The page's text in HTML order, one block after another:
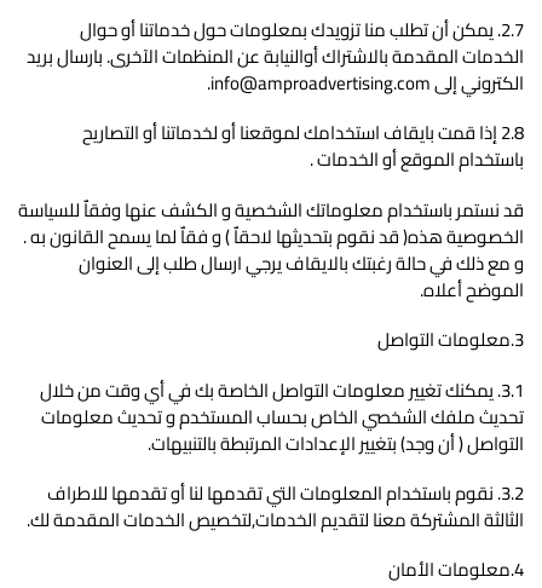
2.7. يمكن أن تطلب منا تزويدك بمعلومات حول خدماتنا أو حوال
الخدمات المقدمة بالاشتراك أوالنيابة عن المنظمات الآخرى. بارسال بريد
الكتروني إلى info@amproadvertising.com.
2.8 إذا قمت بايقاف استخدامك لموقعنا أو لخدماتنا أو التصاريح
باستخدام الموقع أو الخدمات .
قد نستمر باستخدام معلوماتك الشخصية و الكشف عنها وفقاٌ للسياسة
الخصوصية هذه( قد نقوم بتحديثها لاحقاٌ ) و فقاٌ لما يسمح القانون به .
و مع ذلك في حالة رغبتك بالايقاف يرجي ارسال طلب إلى العنوان
الموضح أعلاه.
3.معلومات التواصل
3.1. يمكنك تغيير معلومات التواصل الخاصة بك في أي وقت من خلال
تحديث ملفك الشخصي الخاص بحساب المستخدم و تحديث معلومات
التواصل ( أن وجد) بتغيير الإعدادات المرتبطة بالتنبيهات.
3.2. نقوم باستخدام المعلومات التي تقدمها لنا أو تقدمها للاطراف
الثالثة المشتركة معنا لتقديم الخدمات,لتخصيص الخدمات المقدمة لك.
4.معلومات الأمان